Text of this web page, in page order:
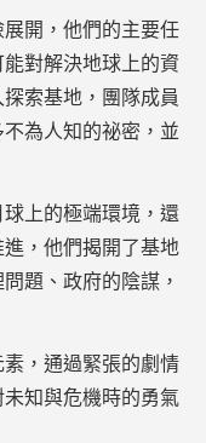
開，他們的主要任
對解決地球上的資
索基地，團隊成員
為人知的祕密，並
上的極端環境，還
，他們揭開了基地
題、政府的陰謀，
素，通過緊張的劇情
知與危機時的勇氣